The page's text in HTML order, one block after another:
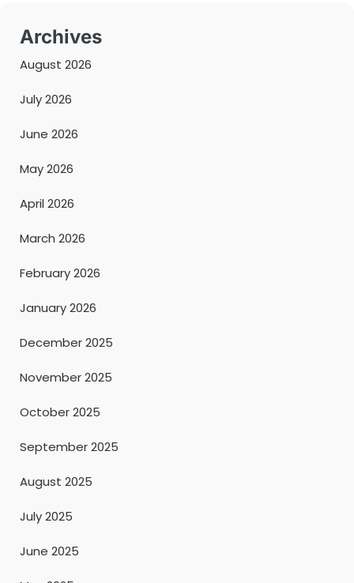
Archives
August 2026
July 2026
June 2026
May 2026
April 2026
March 2026
February 2026
January 2026
December 2025
November 2025
October 2025
September 2025
August 2025
July 2025
June 2025